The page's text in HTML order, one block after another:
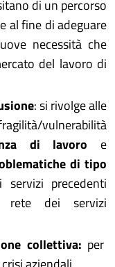
di un percorso
al fine di adeguare
necessità che
del lavoro di
: si rivolge alle
vulnerabilità
di lavoro e
di tipo
precedenti
rete dei servizi
collettiva: per